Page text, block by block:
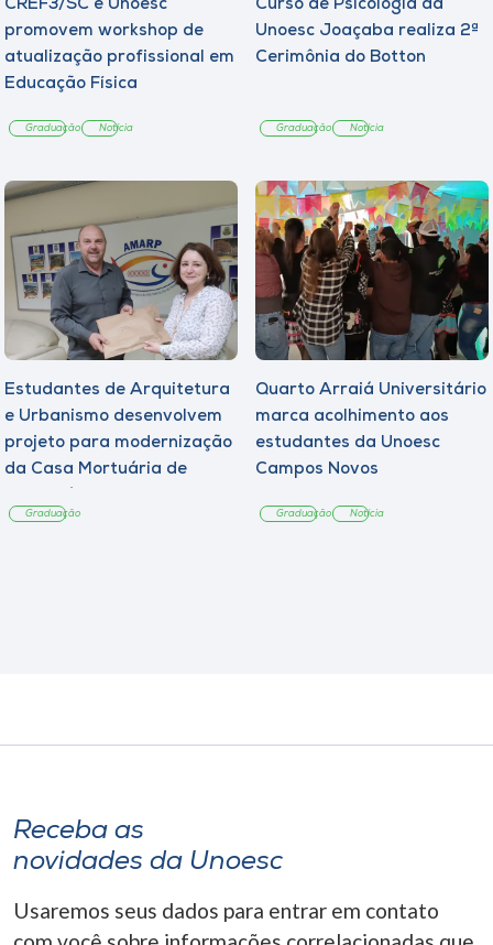
CREF3/SC e Unoesc
promovem workshop de
atualização profissional em
Educação Física
Graduação Notícia
Curso de Psicologia da
Unoesc Joaçaba realiza 2ª
Cerimônia do Botton
Graduação Notícia
Estudantes de Arquitetura
e Urbanismo desenvolvem
projeto para modernização
da Casa Mortuária de
Graduação
Quarto Arraiá Universitário
marca acolhimento aos
estudantes da Unoesc
Campos Novos
Graduação Notícia
Receba as
novidades da Unoesc
Usaremos seus dados para entrar em contato